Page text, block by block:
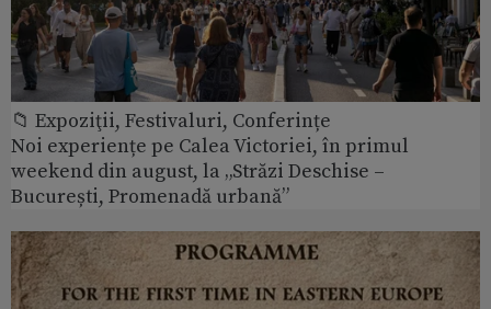
📁 Expoziţii, Festivaluri, Conferințe
Noi experiențe pe Calea Victoriei, în primul
weekend din august, la „Străzi Deschise –
București, Promenadă urbană”